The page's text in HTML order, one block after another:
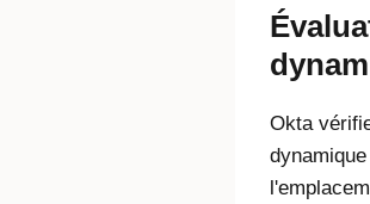
Okta